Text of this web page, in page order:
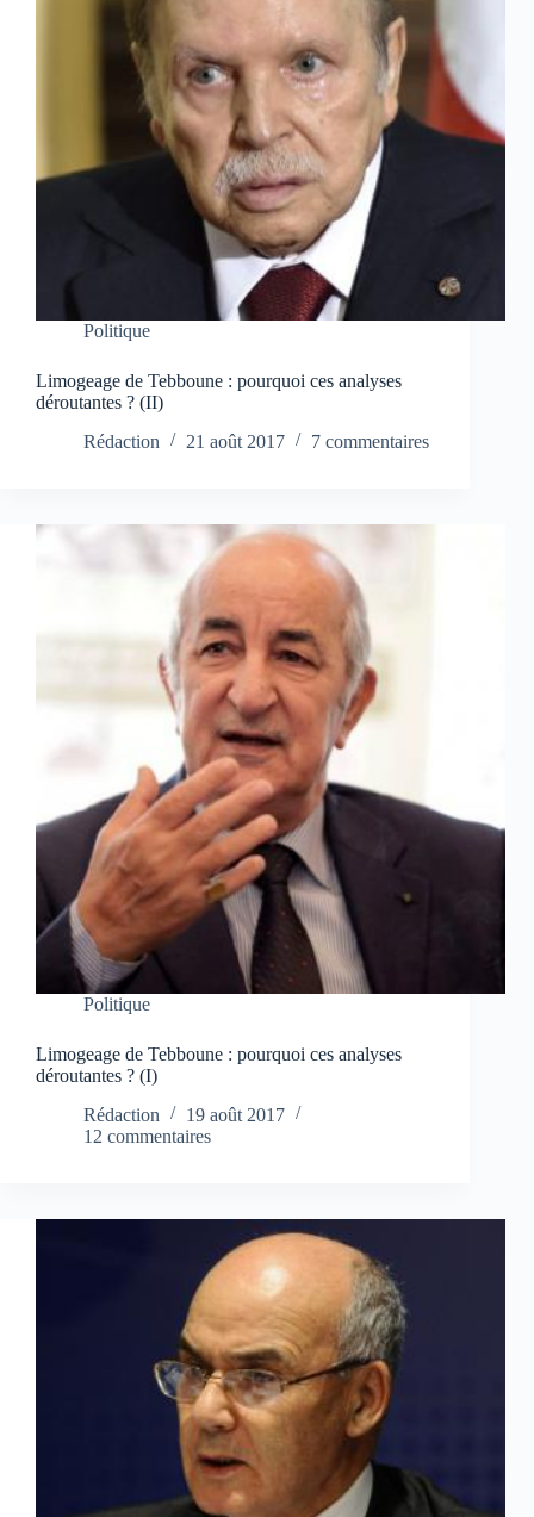
Politique
Limogeage de Tebboune : pourquoi ces analyses
déroutantes ? (II)
Rédaction
21 août 2017 7 commentaires
Politique
Limogeage de Tebboune : pourquoi ces analyses
déroutantes ? (I)
Rédaction
19 août 2017
12 commentaires